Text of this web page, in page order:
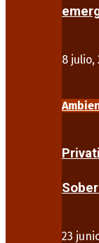
8 julio,
23